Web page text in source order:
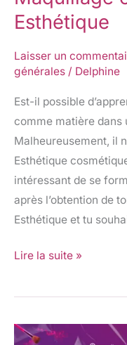
Esthétique
Laisser un
générales / Delphine
Est-il possible
comme matière dans
Malheureusement, il
Esthétique
intéressant de se
après l’obtention de
Esthétique et tu
Lire la suite »
Devenir